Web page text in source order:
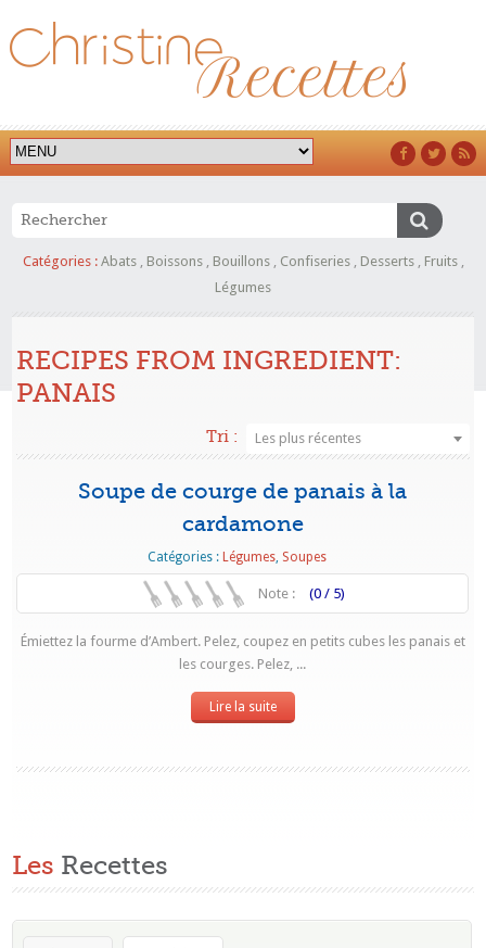
Catégories : Abats, Boissons, Bouillons, Confiseries, Desserts, Fruits,
Légumes
RECIPES FROM INGREDIENT:
PANAIS
Tri : Les plus récentes
Soupe de courge de panais à la
cardamone
Catégories :Légumes Soupes
Note : (0 / 5)
Émiettez la fourme d’Ambert. Pelez, coupez en petits cubes les panais et
les courges. Pelez, ...
Lire la suite
Les Recettes